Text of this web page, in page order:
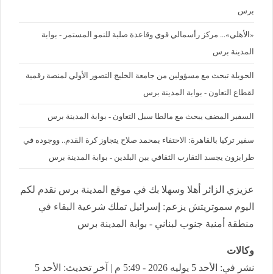
برس
«الأهلي»... مركز رأسمالي قوي وقاعدة صلبة للنمو المستمر - بوابة
المدينة برس
الحويلة تبحث مع مسؤولين من جامعة الخليج التصور الأولي لمنصة رقمية
لقطاع التعاون - بوابة المدينة برس
السفير المضف يبحث مع مالطا سبل التعاون - بوابة المدينة برس
سفير تركيا بالقاهرة: الاحتفاء بمحمد صلاح يتجاوز كرة القدم.. ووجوده في
طرابزون يجسد التقارب الثقافي بين البلدين - بوابة المدينة برس
عزيزي الزائر أهلا وسهلا بك في موقع المدينة برس نقدم لكم
اليوم سموتريتش يزعم: إسرائيل تملك شرعية البقاء في
منطقة أمنية جنوب لبناني - بوابة المدينة برس
وكالات
نشر في: الأحد 5 يوليه 2026 - 5:49 م | آخر تحديث: الأحد 5